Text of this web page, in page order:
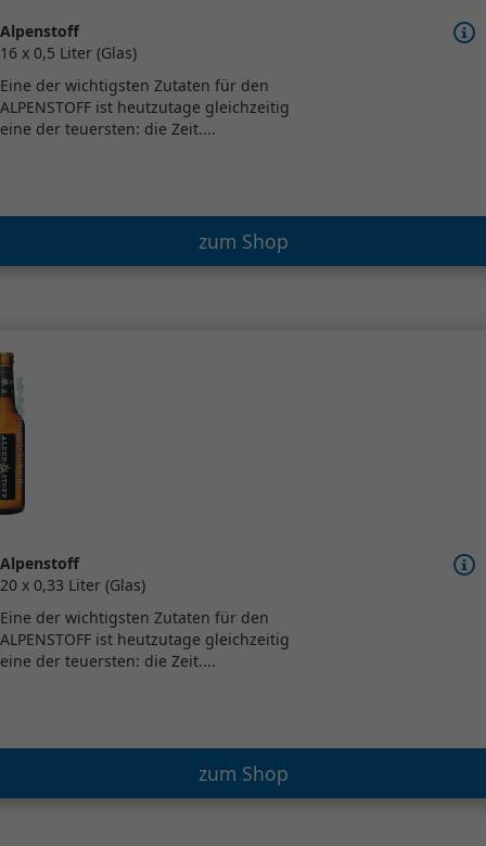
Alpenstoff
16 x 0,5 Liter (Glas)
Eine der wichtigsten Zutaten für den
ALPENSTOFF ist heutzutage gleichzeitig
eine der teuersten: die Zeit....
zum Shop
Alpenstoff
20 x 0,33 Liter (Glas)
Eine der wichtigsten Zutaten für den
ALPENSTOFF ist heutzutage gleichzeitig
eine der teuersten: die Zeit....
zum Shop